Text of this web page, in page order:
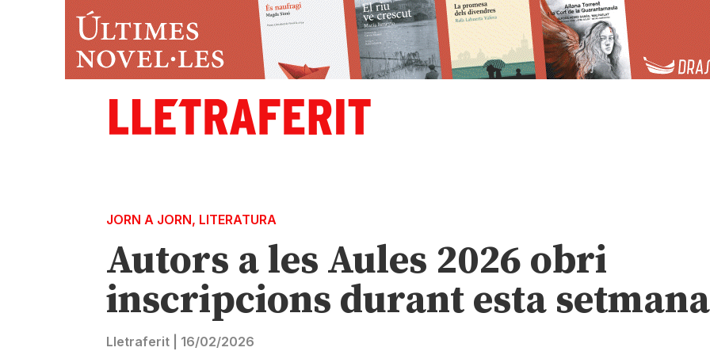
JORN A JORN, LITERATURA
Autors a les Aules 2026 obri
inscripcions durant esta setmana
Lletraferit 16/02/2026